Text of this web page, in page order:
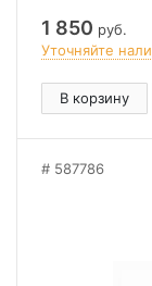
1 850 руб.
Уточняйте
В корзину
587786